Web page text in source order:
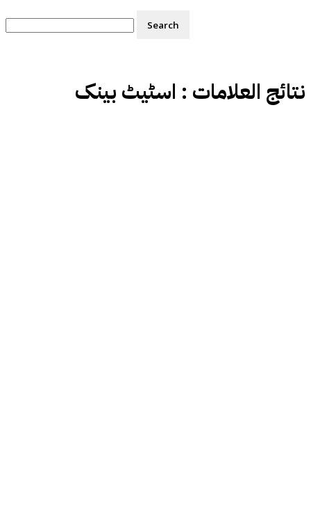
نتائج العلامات : اسٹیٹ بینک